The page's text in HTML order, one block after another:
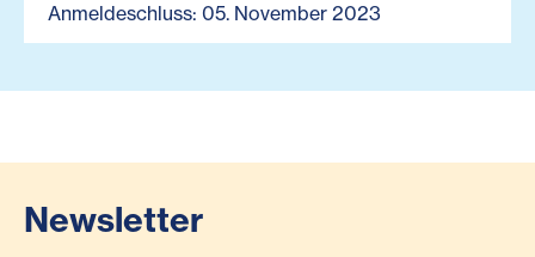
Anmeldeschluss: 05. November 2023
Newsletter